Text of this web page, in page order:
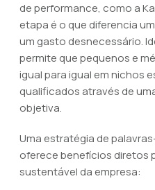
de performance, como a
etapa é o que diferencia
um gasto desnecessário.
permite que pequenos e
igual para igual em nichos
qualificados através de
objetiva.
Uma estratégia de
oferece benefícios diretos
sustentável da empresa: